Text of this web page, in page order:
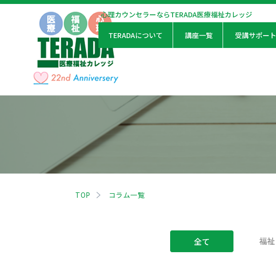
心理カウンセラーならTERADA医療福祉カレッジ
TERADAについて 講座一覧 受講サポート
TOP コラム一覧
全て 福祉